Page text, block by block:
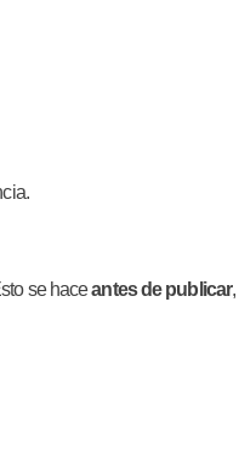
se haceantes de publicar,